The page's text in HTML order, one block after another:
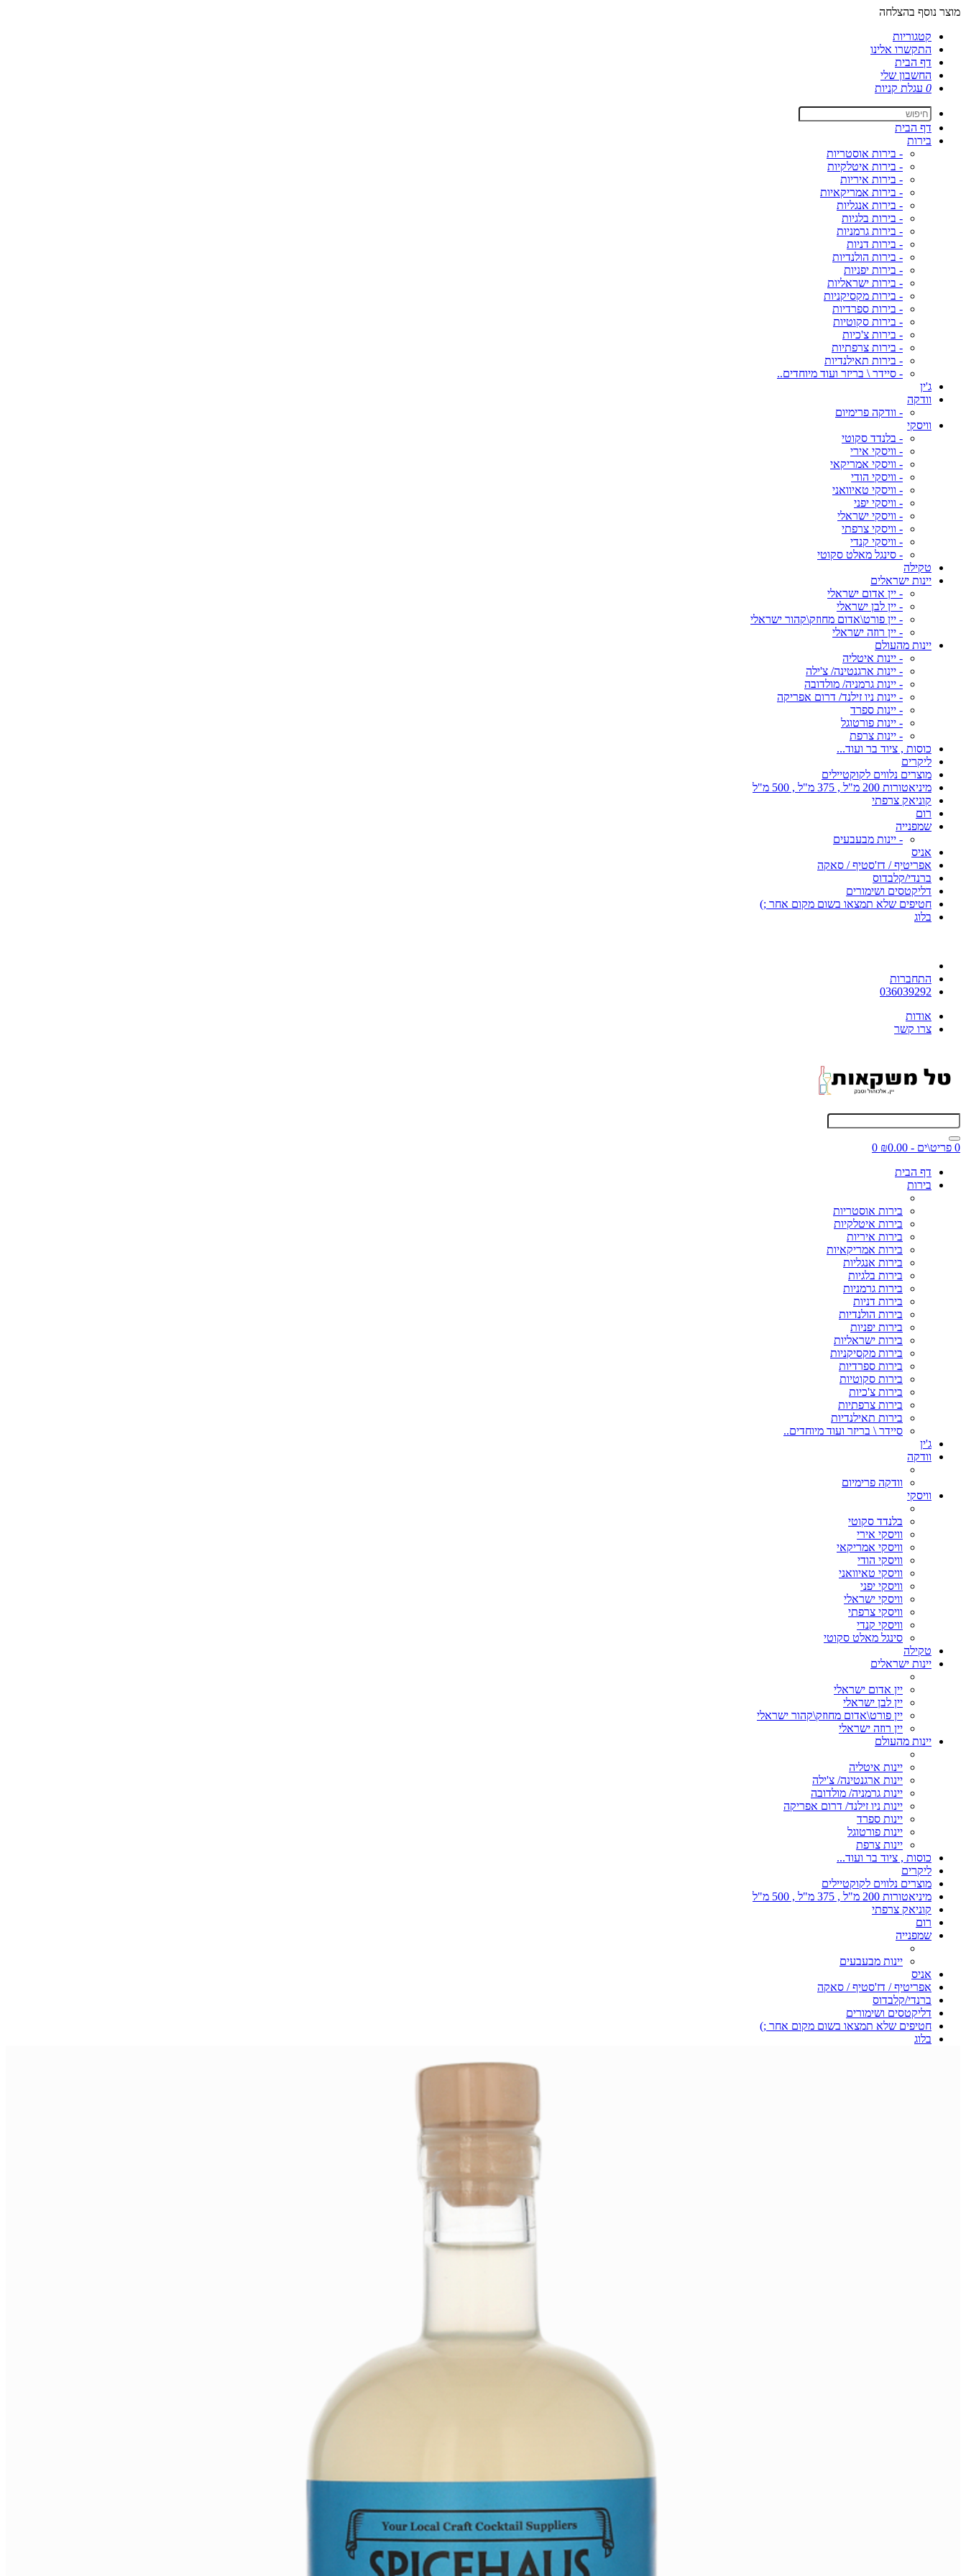
מוצר נוסף בהצלחה
קטגוריות
התקשרו אלינו
דף הבית
החשבון שלי
0 עגלת קניות
דף הבית
בירות
- בירות אוסטריות
- בירות איטלקיות
- בירות איריות
- בירות אמריקאיות
- בירות אנגליות
- בירות בלגיות
- בירות גרמניות
- בירות דניות
- בירות הולנדיות
- בירות יפניות
- בירות ישראליות
- בירות מקסיקניות
- בירות ספרדיות
- בירות סקוטיות
- בירות צ'כיות
- בירות צרפתיות
- בירות תאילנדיות
- סיידר \ בריזר ועוד מיוחדים..
ג'ין
וודקה
- וודקה פרימיום
וויסקי
- בלנדד סקוטי
- וויסקי אירי
- וויסקי אמריקאי
- וויסקי הודי
- וויסקי טאיוואני
- וויסקי יפני
- וויסקי ישראלי
- וויסקי צרפתי
- וויסקי קנדי
- סינגל מאלט סקוטי
טקילה
יינות ישראלים
- יין אדום ישראלי
- יין לבן ישראלי
- יין פורט\אדום מחוזק\קהור ישראלי
- יין רוזה ישראלי
יינות מהעולם
- יינות איטליה
- יינות ארגנטינה/ צ'ילה
- יינות גרמניה/ מולדובה
- יינות ניו זילנד/ דרום אפריקה
- יינות ספרד
- יינות פורטוגל
- יינות צרפת
כוסות , ציוד בר ועוד...
ליקרים
מוצרים נלווים לקוקטיילים
מיניאטורות 200 מ"ל , 375 מ"ל , 500 מ"ל
קוניאק צרפתי
רום
שמפנייה
- יינות מבעבעים
אניס
אפריטיף / דז'סטיף / סאקה
ברנדי/קלבדוס
דליקטסים ושימורים
חטיפים שלא תמצאו בשום מקום אחר ;)
בלוג
התחברות
036039292
אודות
צרו קשר
0 פריט\ים - ₪0.00
0
דף הבית
בירות
בירות אוסטריות
בירות איטלקיות
בירות איריות
בירות אמריקאיות
בירות אנגליות
בירות בלגיות
בירות גרמניות
בירות דניות
בירות הולנדיות
בירות יפניות
בירות ישראליות
בירות מקסיקניות
בירות ספרדיות
בירות סקוטיות
בירות צ'כיות
בירות צרפתיות
בירות תאילנדיות
סיידר \ בריזר ועוד מיוחדים..
ג'ין
וודקה
וודקה פרימיום
וויסקי
בלנדד סקוטי
וויסקי אירי
וויסקי אמריקאי
וויסקי הודי
וויסקי טאיוואני
וויסקי יפני
וויסקי ישראלי
וויסקי צרפתי
וויסקי קנדי
סינגל מאלט סקוטי
טקילה
יינות ישראלים
יין אדום ישראלי
יין לבן ישראלי
יין פורט\אדום מחוזק\קהור ישראלי
יין רוזה ישראלי
יינות מהעולם
יינות איטליה
יינות ארגנטינה/ צ'ילה
יינות גרמניה/ מולדובה
יינות ניו זילנד/ דרום אפריקה
יינות ספרד
יינות פורטוגל
יינות צרפת
כוסות , ציוד בר ועוד...
ליקרים
מוצרים נלווים לקוקטיילים
מיניאטורות 200 מ"ל , 375 מ"ל , 500 מ"ל
קוניאק צרפתי
רום
שמפנייה
יינות מבעבעים
אניס
אפריטיף / דז'סטיף / סאקה
ברנדי/קלבדוס
דליקטסים ושימורים
חטיפים שלא תמצאו בשום מקום אחר ;)
בלוג